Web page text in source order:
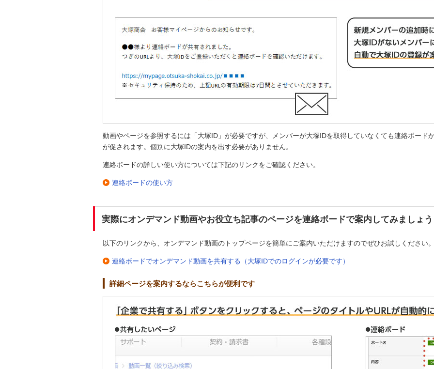
動画やページを参照するには「大塚ID」が必要ですが、メンバーが大塚IDを取得していなくても連絡ボード
が促されます。個別に大塚IDの案内を出す必要がありません。
連絡ボードの詳しい使い方については下記のリンクをご確認ください。
連絡ボードの使い方
実際にオンデマンド動画やお役立ち記事のページを連絡ボードで案内してみましょう
以下のリンクから、オンデマンド動画のトップページを簡単にご案内いただけますのでぜひお試しください
連絡ボードでオンデマンド動画を共有する（大塚IDでのログインが必要です）
詳細ページを案内するならこちらが便利です